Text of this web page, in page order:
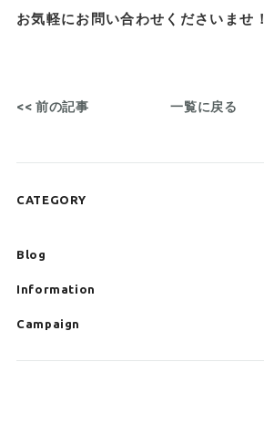
お気軽にお問い合わせくださいませ！
<< 前の記事 一覧に戻る
CATEGORY
Blog
Information
Campaign